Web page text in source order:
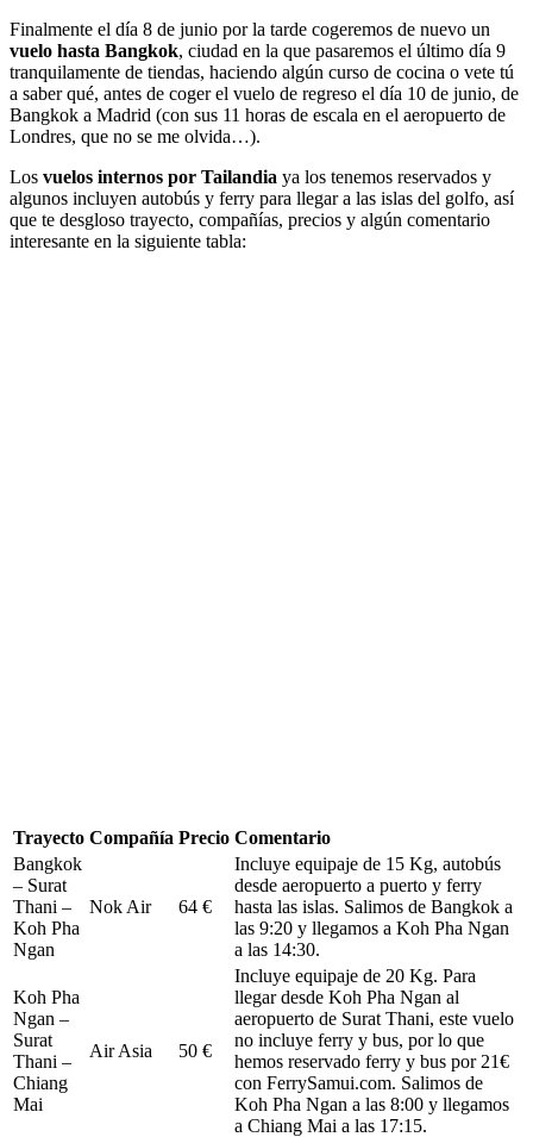
Finalmente el día 8 de junio por la tarde cogeremos de nuevo un
vuelo hasta Bangkok, ciudad en la que pasaremos el último día 9
tranquilamente de tiendas, haciendo algún curso de cocina o vete tú
a saber qué, antes de coger el vuelo de regreso el día 10 de junio, de
Bangkok a Madrid (con sus 11 horas de escala en el aeropuerto de
Londres, que no se me olvida…).
Los vuelos internos por Tailandia ya los tenemos reservados y
algunos incluyen autobús y ferry para llegar a las islas del golfo, así
que te desgloso trayecto, compañías, precios y algún comentario
interesante en la siguiente tabla:
Trayecto Compañía Precio Comentario
Bangkok
– Surat
Thani –
Koh Pha
Ngan
Nok Air 64 €
Incluye equipaje de 15 Kg, autobús
desde aeropuerto a puerto y ferry
hasta las islas. Salimos de Bangkok a
las 9:20 y llegamos a Koh Pha Ngan
a las 14:30.
Koh Pha
Ngan –
Surat
Thani –
Chiang
Mai
Air Asia 50 €
Incluye equipaje de 20 Kg. Para
llegar desde Koh Pha Ngan al
aeropuerto de Surat Thani, este vuelo
no incluye ferry y bus, por lo que
hemos reservado ferry y bus por 21€
con FerrySamui.com. Salimos de
Koh Pha Ngan a las 8:00 y llegamos
a Chiang Mai a las 17:15.